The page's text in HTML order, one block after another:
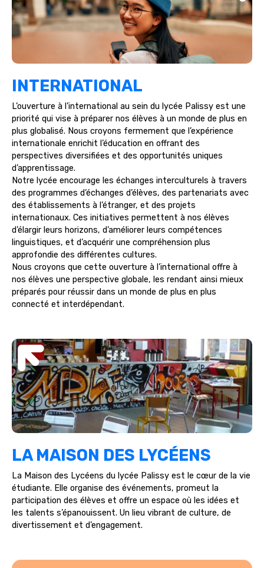
INTERNATIONAL
L’ouverture à l’international au sein du lycée Palissy est une
priorité qui vise à préparer nos élèves à un monde de plus en
plus globalisé. Nous croyons fermement que l’expérience
internationale enrichit l’éducation en offrant des
perspectives diversifiées et des opportunités uniques
d’apprentissage.
Notre lycée encourage les échanges interculturels à travers
des programmes d’échanges d’élèves, des partenariats avec
des établissements à l’étranger, et des projets
internationaux. Ces initiatives permettent à nos élèves
d’élargir leurs horizons, d’améliorer leurs compétences
linguistiques, et d’acquérir une compréhension plus
approfondie des différentes cultures.
Nous croyons que cette ouverture à l’international offre à
nos élèves une perspective globale, les rendant ainsi mieux
préparés pour réussir dans un monde de plus en plus
connecté et interdépendant.
LA MAISON DES LYCÉENS
La Maison des Lycéens du lycée Palissy est le cœur de la vie
étudiante. Elle organise des événements, promeut la
participation des élèves et offre un espace où les idées et
les talents s’épanouissent. Un lieu vibrant de culture, de
divertissement et d’engagement.